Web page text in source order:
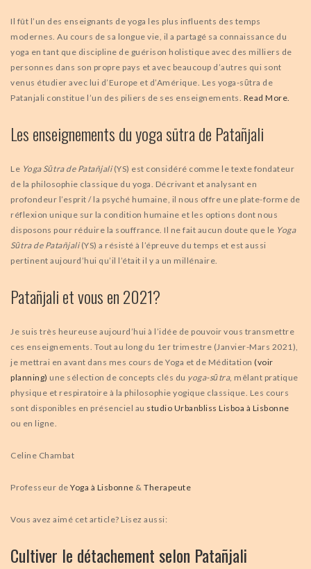
Il fût l’un des enseignants de yoga les plus influents des temps
modernes. Au cours de sa longue vie, il a partagé sa connaissance du
yoga en tant que discipline de guérison holistique avec des milliers de
personnes dans son propre pays et avec beaucoup d’autres qui sont
venus étudier avec lui d’Europe et d’Amérique. Les yoga-sūtra de
Patanjali constitue l’un des piliers de ses enseignements. Read More.
Les enseignements du yoga sūtra de Patañjali
Le Yoga Sūtra de Patañjali(YS) est considéré comme le texte fondateur
de la philosophie classique du yoga. Décrivant et analysant en
profondeur l’esprit / la psyché humaine, il nous offre une plate-forme de
réflexion unique sur la condition humaine et les options dont nous
disposons pour réduire la souffrance. Il ne fait aucun doute que le Yoga
Sūtra de Patañjali(YS) a résisté à l’épreuve du temps et est aussi
pertinent aujourd’hui qu’il l’était il y a un millénaire.
Patañjali et vous en 2021?
Je suis très heureuse aujourd’hui à l’idée de pouvoir vous transmettre
ces enseignements. Tout au long du 1er trimestre (Janvier-Mars 2021),
je mettrai en avant dans mes cours de Yoga et de Méditation (voir
planning) une sélection de concepts clés du yoga-sūtra, mêlant pratique
physique et respiratoire à la philosophie yogique classique. Les cours
sont disponibles en présenciel au studio Urbanbliss Lisboa à Lisbonne
ou en ligne.
Celine Chambat
Professeur de Yoga à Lisbonne & Therapeute
Vous avez aimé cet article? Lisez aussi:
Cultiver le détachement selon Patañjali